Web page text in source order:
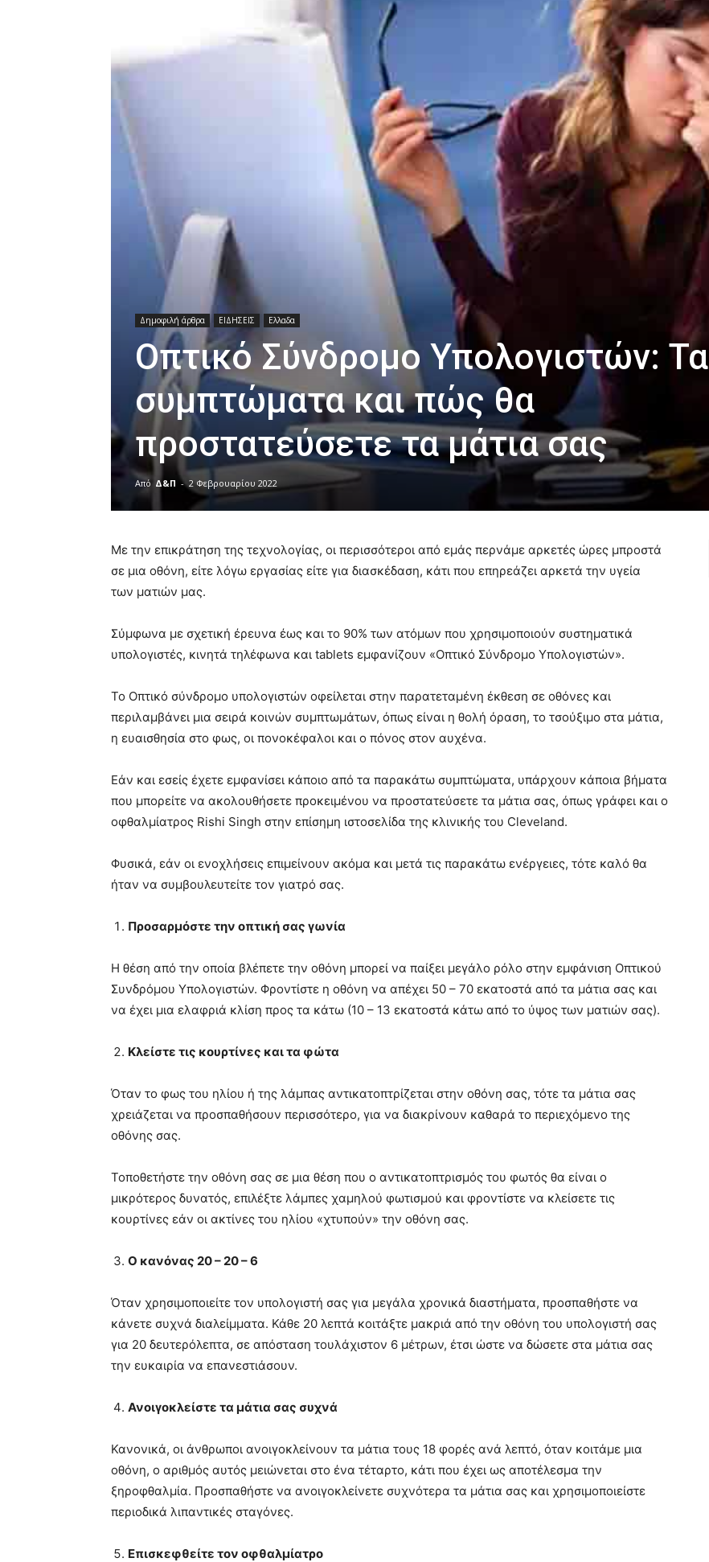
Δημοφιλή άρθρα ΕΙΔΗΣΕΙΣ Ελλαδα
Οπτικό Σύνδρομο Υπολογιστών: Τα
συμπτώματα και πώς θα
προστατεύσετε τα μάτια σας
Από Δ&Π - 2 Φεβρουαρίου 2022
very
hot
cam
brandi
lyons
the
meaning
of
pornhun
hd
porn
Με την επικράτηση της τεχνολογίας, οι περισσότεροι από εμάς περνάμε αρκετές ώρες μπροστά
σε μια οθόνη, είτε λόγω εργασίας είτε για διασκέδαση, κάτι που επηρεάζει αρκετά την υγεία
των ματιών μας.
Σύμφωνα με σχετική έρευνα έως και το 90% των ατόμων που χρησιμοποιούν συστηματικά
υπολογιστές, κινητά τηλέφωνα και tablets εμφανίζουν «Οπτικό Σύνδρομο Υπολογιστών».
Το Οπτικό σύνδρομο υπολογιστών οφείλεται στην παρατεταμένη έκθεση σε οθόνες και
περιλαμβάνει μια σειρά κοινών συμπτωμάτων, όπως είναι η θολή όραση, το τσούξιμο στα μάτια,
η ευαισθησία στο φως, οι πονοκέφαλοι και ο πόνος στον αυχένα.
Εάν και εσείς έχετε εμφανίσει κάποιο από τα παρακάτω συμπτώματα, υπάρχουν κάποια βήματα
που μπορείτε να ακολουθήσετε προκειμένου να προστατεύσετε τα μάτια σας, όπως γράφει και ο
οφθαλμίατρος Rishi Singh στην επίσημη ιστοσελίδα της κλινικής του Cleveland.
Φυσικά, εάν οι ενοχλήσεις επιμείνουν ακόμα και μετά τις παρακάτω ενέργειες, τότε καλό θα
ήταν να συμβουλευτείτε τον γιατρό σας.
Προσαρμόστε την οπτική σας γωνία
Η θέση από την οποία βλέπετε την οθόνη μπορεί να παίξει μεγάλο ρόλο στην εμφάνιση Οπτικού
Συνδρόμου Υπολογιστών. Φροντίστε η οθόνη να απέχει 50 – 70 εκατοστά από τα μάτια σας και
να έχει μια ελαφριά κλίση προς τα κάτω (10 – 13 εκατοστά κάτω από το ύψος των ματιών σας).
Κλείστε τις κουρτίνες και τα φώτα
Όταν το φως του ηλίου ή της λάμπας αντικατοπτρίζεται στην οθόνη σας, τότε τα μάτια σας
χρειάζεται να προσπαθήσουν περισσότερο, για να διακρίνουν καθαρά το περιεχόμενο της
οθόνης σας.
Τοποθετήστε την οθόνη σας σε μια θέση που ο αντικατοπτρισμός του φωτός θα είναι ο
μικρότερος δυνατός, επιλέξτε λάμπες χαμηλού φωτισμού και φροντίστε να κλείσετε τις
κουρτίνες εάν οι ακτίνες του ηλίου «χτυπούν» την οθόνη σας.
Ο κανόνας 20 – 20 – 6
Όταν χρησιμοποιείτε τον υπολογιστή σας για μεγάλα χρονικά διαστήματα, προσπαθήστε να
κάνετε συχνά διαλείμματα. Κάθε 20 λεπτά κοιτάξτε μακριά από την οθόνη του υπολογιστή σας
για 20 δευτερόλεπτα, σε απόσταση τουλάχιστον 6 μέτρων, έτσι ώστε να δώσετε στα μάτια σας
την ευκαιρία να επανεστιάσουν.
Ανοιγοκλείστε τα μάτια σας συχνά
Κανονικά, οι άνθρωποι ανοιγοκλείνουν τα μάτια τους 18 φορές ανά λεπτό, όταν κοιτάμε μια
οθόνη, ο αριθμός αυτός μειώνεται στο ένα τέταρτο, κάτι που έχει ως αποτέλεσμα την
ξηροφθαλμία. Προσπαθήστε να ανοιγοκλείνετε συχνότερα τα μάτια σας και χρησιμοποιείστε
περιοδικά λιπαντικές σταγόνες.
Επισκεφθείτε τον οφθαλμίατρο